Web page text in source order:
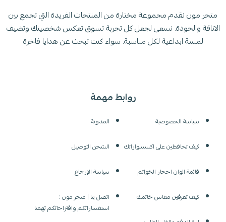
روابط مهمة
سياسة الخصوصية
كيف تحافظين على اكسسواراتك
قائمة الوان احجار الخواتم
كيف تعرفين مقاس خاتمك
المدونة
الشحن التوصيل
سياسة الإرجاع
اتصل بنا | متجر مون :
استفساراتكم واقتراحاتكم تهمنا
متجر مون نقدم مجموعة مختارة من المنتجات الفريدة التي تجمع بين
الاناقة والجودة. نسعى لجعل كل تجربة تسوق تعكس شخصيتك وتضيف
لمسة ابداعية لكل مناسبة. سواء كنت تبحث عن هدايا فاخرة